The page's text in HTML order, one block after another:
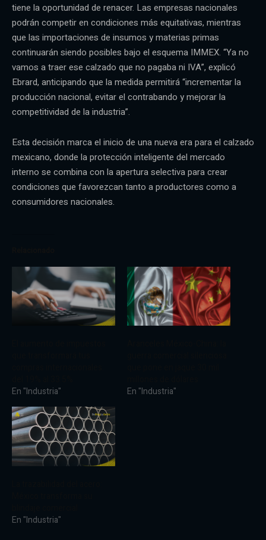
tiene la oportunidad de renacer. Las empresas nacionales
podrán competir en condiciones más equitativas, mientras
que las importaciones de insumos y materias primas
continuarán siendo posibles bajo el esquema IMMEX. “Ya no
vamos a traer ese calzado que no pagaba ni IVA”, explicó
Ebrard, anticipando que la medida permitirá “incrementar la
producción nacional, evitar el contrabando y mejorar la
competitividad de la industria”.
Esta decisión marca el inicio de una nueva era para el calzado
mexicano, donde la protección inteligente del mercado
interno se combina con la apertura selectiva para crear
condiciones que favorezcan tanto a productores como a
consumidores nacionales.
En "Industria"
En "Industria"
En "Industria"